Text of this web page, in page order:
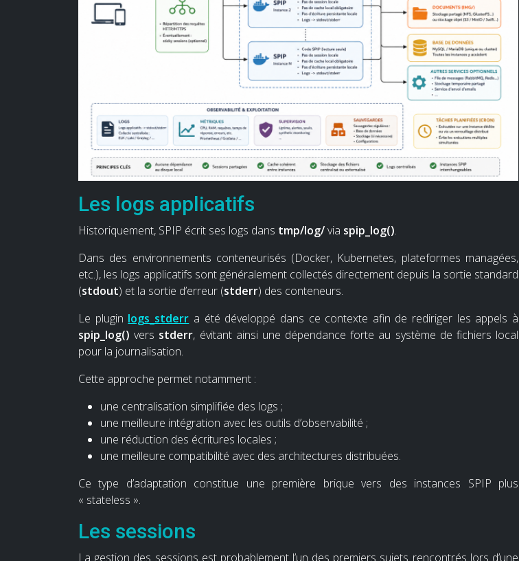
Les logs applicatifs
Historiquement, SPIP écrit ses logs dans tmp/log/via spip_log().
Dans des environnements conteneurisés (Docker, Kubernetes, plateformes managées,
etc.), les logs applicatifs sont généralement collectés directement depuis la sortie standard
(stdout) et la sortie d’erreur (stderr) des conteneurs.
Le plugin logs_stderr a été développé dans ce contexte afin de rediriger les appels à
spip_log() vers stderr, évitant ainsi une dépendance forte au système de fichiers local
pour la journalisation.
Cette approche permet notamment :
une centralisation simplifiée des logs ;
une meilleure intégration avec les outils d’observabilité ;
une réduction des écritures locales ;
une meilleure compatibilité avec des architectures distribuées.
Ce type d’adaptation constitue une première brique vers des instances SPIP plus
« stateless ».
Les sessions
La gestion des sessions est probablement l’un des premiers sujets rencontrés lors d’une